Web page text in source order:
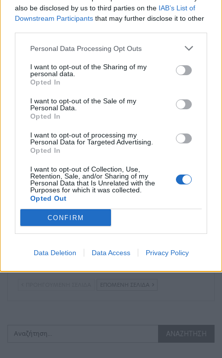
also be disclosed by us to third parties on the IAB’s List of
Downstream Participants that may further disclose it to other
Personal Data Processing Opt Outs
I want to opt-out of the Sharing of my
personal data.
Opted In
I want to opt-out of the Sale of my
Personal Data.
Opted In
I want to opt-out of processing my
Personal Data for Targeted Advertising.
Opted In
I want to opt-out of Collection, Use,
Retention, Sale, and/or Sharing of my
Personal Data that Is Unrelated with the
Purposes for which it was collected.
Opted Out
CONFIRM
Data Deletion Data Access Privacy Policy
Μπορεί επίσης να σε ενδιαφέρει
ΔΙΕΘΝΉ
Ένας στους 4 αναιρεί
υγιεινών γευμάτων με
ανθυγιεινά σνακ
ΔΙΕΘΝΉ
ακτιβιστές για τα
ορυκτά καύσιμα
ΔΙΕΘΝΉ
Δημοσιογράφος
επίθεση on air
ΟΙΚΟΝΟΜΊΑ
Ούρσουλα φον ντερ
δοθούν έως και 2,2 δις
ΕΠΌΜΕΝΗ ΣΕΛΊΔΑ